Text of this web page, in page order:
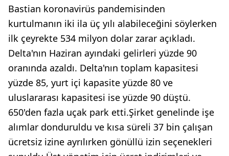
Bastian koronavirüs pandemisinden
kurtulmanın iki ila üç yılı alabileceğini söylerken
ilk çeyrekte 534 milyon dolar zarar açıkladı.
Delta'nın Haziran ayındaki gelirleri yüzde 90
oranında azaldı. Delta'nın toplam kapasitesi
yüzde 85, yurt içi kapasite yüzde 80 ve
uluslararası kapasitesi ise yüzde 90 düştü.
650'den fazla uçak park etti.Şirket genelinde işe
alımlar donduruldu ve kısa süreli 37 bin çalışan
ücretsiz izine ayrılırken gönüllü izin seçenekleri